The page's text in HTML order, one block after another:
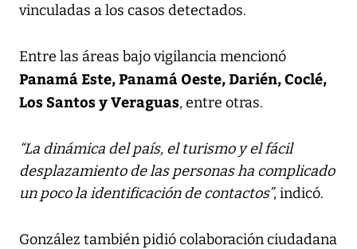
vinculadas a los casos detectados.
Entre las áreas bajo vigilancia mencionó
Panamá Este, Panamá Oeste, Darién, Coclé,
Los Santos y Veraguas, entre otras.
“La dinámica del país, el turismo y el fácil
desplazamiento de las personas ha complicado
un poco la identificación de contactos”, indicó.
González también pidió colaboración ciudadana